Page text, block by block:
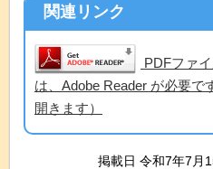
関連リンク
PDFファ
は、Adobe Reader が必要で
開きます）
掲載日 令和7年7月